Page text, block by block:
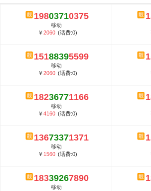
2020​电信最新套餐资费...
5G套餐资费贵吗？与国际相比很低会
郑州全号网选号流程官方选号平台...
19803710375
移动
￥2060 (话费:0)
15188395599
移动
￥2060 (话费:0)
18236771166
移动
￥4160 (话费:0)
13673371371
移动
￥ 1560 (话费:0)
18339267890
移动